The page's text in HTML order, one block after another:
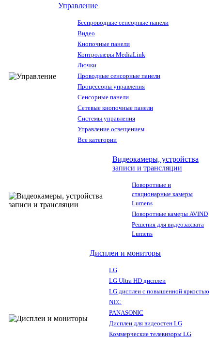
Управление
Беспроводные сенсорные панели
Видео
Кнопочные панели
Контроллеры MediaLink
Лючки
Проводные сенсорные панели
Процессоры управления
Сенсорные панели
Сетевые кнопочные панели
Системы управления
Управление освещением
Все категории
Видеокамеры, устройства
записи и трансляции
Поворотные и
стационарные камеры
Lumens
Поворотные камеры AVIND
Решения для видеозахвата
Lumens
Дисплеи и мониторы
LG
LG Ultra HD дисплеи
LG дисплеи с повышенной яркостью
NEC
PANASONIC
Дисплеи для видеостен LG
Коммерческие телевизоры LG